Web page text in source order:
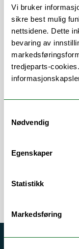
Vi bruker
sikre best mulig
nettsidene. Dette
bevaring av
tredjeparts-
Nødvendig
Egenskaper
Statistikk
Markedsføring
Bistår med
prosjekter
senteret på
Error